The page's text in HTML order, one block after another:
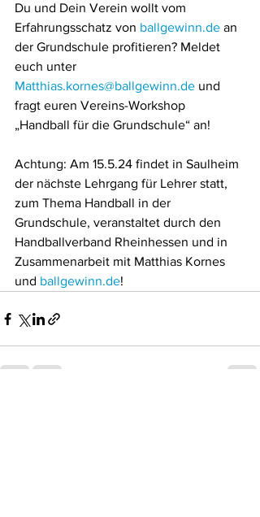
Du und Dein Verein wollt vom
Erfahrungsschatz von ballgewinn.de an
der Grundschule profitieren? Meldet
euch unter
Matthias.kornes@ballgewinn.de und
fragt euren Vereins-Workshop
„Handball für die Grundschule“ an!
Achtung: Am 15.5.24 findet in Saulheim
der nächste Lehrgang für Lehrer statt,
zum Thema Handball in der
Grundschule, veranstaltet durch den
Handballverband Rheinhessen und in
Zusammenarbeit mit Matthias Kornes
und ballgewinn.de!